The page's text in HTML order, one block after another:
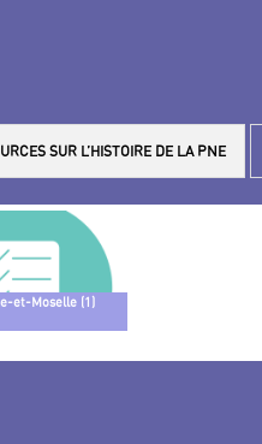
SUR L’HISTOIRE DE LA PNE
et-Moselle (1)